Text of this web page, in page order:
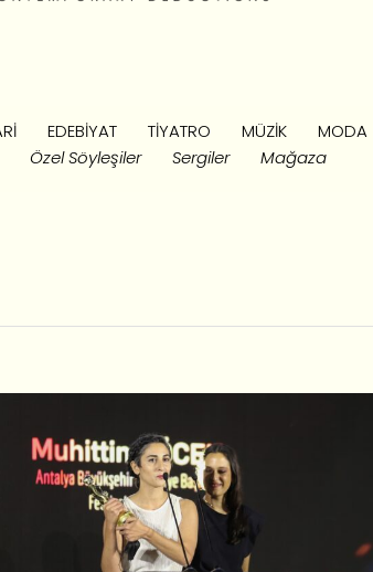
EDEBIYAT TIYATRO MÜZIK MODA
Özel Söyleşiler Sergiler Mağaza